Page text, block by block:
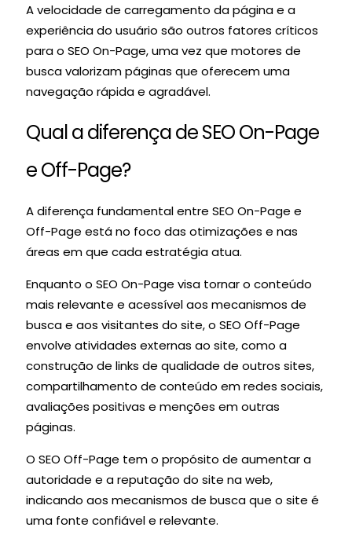
A velocidade de carregamento da página e a
experiência do usuário são outros fatores críticos
para o SEO On-Page, uma vez que motores de
busca valorizam páginas que oferecem uma
navegação rápida e agradável.
Qual a diferença de SEO On-Page
e Off-Page?
A diferença fundamental entre SEO On-Page e
Off-Page está no foco das otimizações e nas
áreas em que cada estratégia atua.
Enquanto o SEO On-Page visa tornar o conteúdo
mais relevante e acessível aos mecanismos de
busca e aos visitantes do site, o SEO Off-Page
envolve atividades externas ao site, como a
construção de links de qualidade de outros sites,
compartilhamento de conteúdo em redes sociais,
avaliações positivas e menções em outras
páginas.
O SEO Off-Page tem o propósito de aumentar a
autoridade e a reputação do site na web,
indicando aos mecanismos de busca que o site é
uma fonte confiável e relevante.